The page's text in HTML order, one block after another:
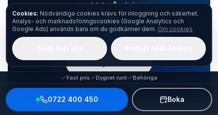
snabbt på plats.
Ring0722 400 450
Boka själv direkt
Fast pris Dygnet runt Behöriga
0722 400 450 Boka
Cookies: Nödvändiga cookies krävs för inloggning och säkerhet.
Analys- och marknadsföringscookies (Google Analytics och
Google Ads) används bara om du godkänner dem. Om cookies